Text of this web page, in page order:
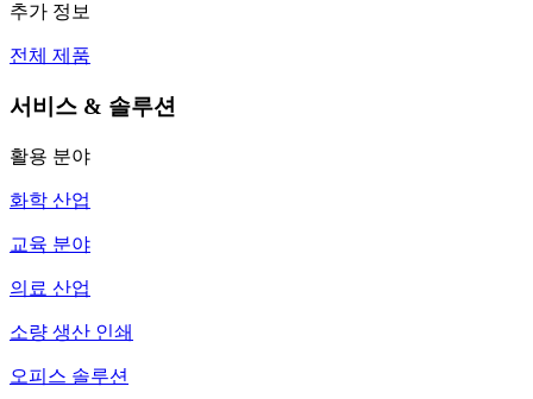
추가 정보
전체 제품
서비스 & 솔루션
활용 분야
화학 산업
교육 분야
의료 산업
소량 생산 인쇄
오피스 솔루션